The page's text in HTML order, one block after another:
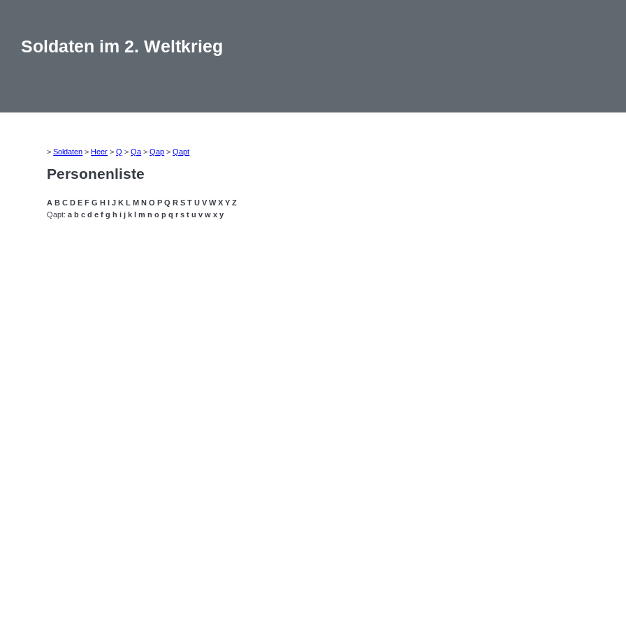
Soldaten im 2. Weltkrieg
>Soldaten >Heer >Q >Qa >Qap >Qapt
Personenliste
A B C D E F G H I J K L M N O P Q R S T U V W X Y Z
Qapt:a b c d e f g h i j k l m n o p q r s t u v w x y